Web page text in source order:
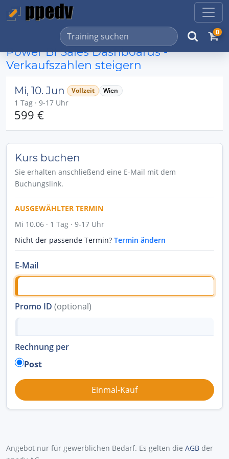
0
Power BI Sales Dashboards -
Verkaufszahlen steigern
Mi, 10. Jun Vollzeit Wien
1 Tag · 9-17 Uhr
599 €
Kurs buchen
Sie erhalten anschließend eine E-Mail mit dem
Buchungslink.
AUSGEWÄHLTER TERMIN
Mi 10.06 · 1 Tag · 9-17 Uhr
Nicht der passende Termin? Termin ändern
E-Mail
Promo ID (optional)
Rechnung per
Post
Angebot nur für gewerblichen Bedarf. Es gelten die AGB der